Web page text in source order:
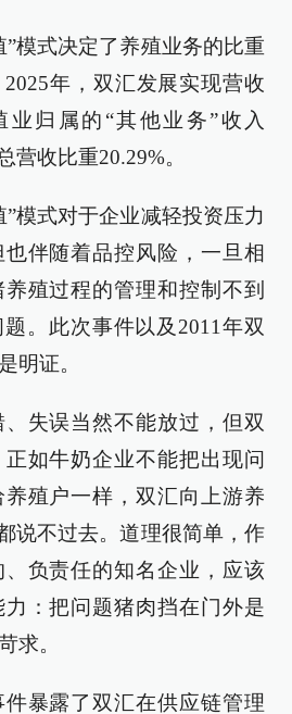
”模式决定了养殖业务的比重
年，双汇发展实现营收
业归属的“其他业务”收入
营收比重20.29%。
模式对于企业减轻投资压力
伴随着品控风险，一旦相
殖过程的管理和控制不到
。此次事件以及2011年双
明证。
失误当然不能放过，但双
如牛奶企业不能把出现问
殖户一样，双汇向上游养
说不过去。道理很简单，作
负责任的知名企业，应该
：把问题猪肉挡在门外是
求。
暴露了双汇在供应链管理